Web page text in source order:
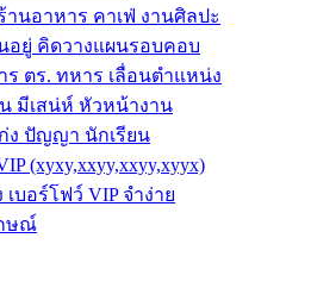
านอาหาร คาเฟ่ งานศิลปะ
นอยู่ คิดวางแผนรอบคอบ
าร ตร. ทหาร เลื่อนตำแหน่ง
น มีเสน่ห์ หัวหน้างาน
ก่ง ปัญญา นักเรียน
(xyxy,xxyy,xxyy,xyyx)
เบอร์โฟว์ VIP จำง่าย
ษณ์